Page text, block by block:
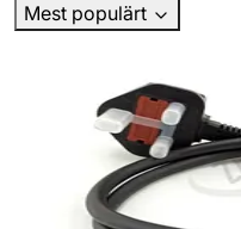
Mest populärt